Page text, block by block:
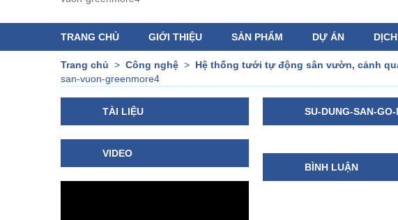
TRANG CHỦ GIỚI THIỆU SẢN PHẨM DỰ ÁN
Trang chủ > Công nghệ > Hệ thống tưới tự động sân vườn, cảnh
san-vuon-greenmore4
TÀI LIỆU
VIDEO
SU-DUNG-SAN-
BÌNH LUẬN